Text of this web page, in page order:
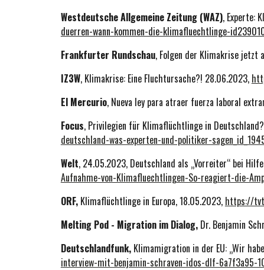
Westdeutsche Allgemeine Zeitung (WAZ),Experte:
duerren-wann-kommen-die-klimafluechtlinge-
Frankfurter Rundschau, Folgen der Klimakrise jetzt
IZ3W, Klimakrise: Eine Fluchtursache?! 28.06.2023,
El Mercurio, Nueva ley para atraer fuerza laboral
Focus, Privilegien für Klimaflüchtlinge in
deutschland-was-experten-und-politiker-
Welt, 24.05.2023, Deutschland als „Vorreiter“ bei
Aufnahme-von-Klimafluechtlingen-So-reagiert-die-
ORF, Klimaflüchtlinge in Europa, 18.05.2023, https://
Melting Pod - Migration im Dialog, Dr. Benjamin
Deutschlandfunk,Klimamigration in der EU: „Wir
interview-mit-benjamin-schraven-idos-dlf-6a7f3a95-